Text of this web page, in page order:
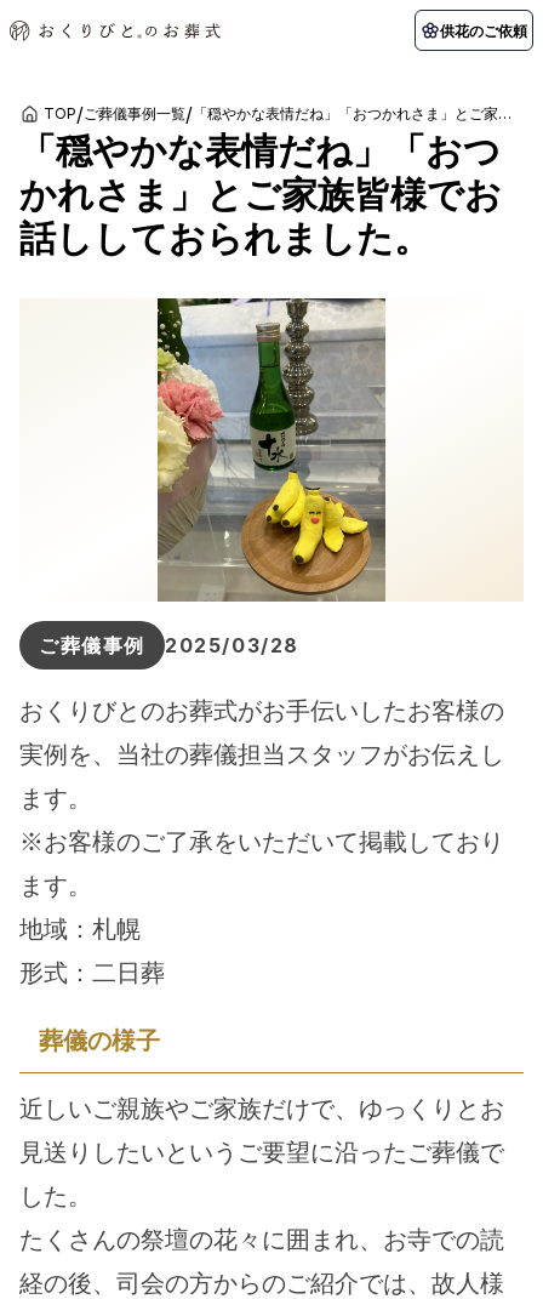
供花のご依頼
初めての方へ
初めての方へ 納棺の儀とは？
葬儀の流れ 会員制度
採用情報
店舗用地募集
関東エリア
東京都 埼玉県
神奈川県
函館市
お客様の声
ご葬儀事例 お客様の声
よくある質問
葬儀の知識
葬儀の知識 供花のご依頼
TOP/ご葬儀事例一覧/ 「穏やかな表情だね」「おつかれさま」とご家族皆様でお話ししておられました。
「穏やかな表情だね」「おつ
かれさま」とご家族皆様でお
話ししておられました。
ご葬儀事例 2025/03/28
おくりびとのお葬式がお手伝いしたお客様の
実例を、当社の葬儀担当スタッフがお伝えし
ます。
※お客様のご了承をいただいて掲載しており
ます。
地域：札幌
形式：二日葬
葬儀の様子
近しいご親族やご家族だけで、ゆっくりとお
見送りしたいというご要望に沿ったご葬儀で
した。
たくさんの祭壇の花々に囲まれ、お寺での読
経の後、司会の方からのご紹介では、故人様